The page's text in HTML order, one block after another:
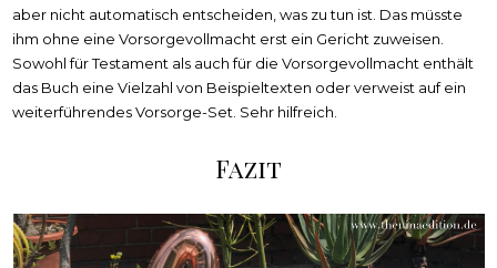
aber nicht automatisch entscheiden, was zu tun ist. Das müsste
ihm ohne eine Vorsorgevollmacht erst ein Gericht zuweisen.
Sowohl für Testament als auch für die Vorsorgevollmacht enthält
das Buch eine Vielzahl von Beispieltexten oder verweist auf ein
weiterführendes Vorsorge-Set. Sehr hilfreich.
Fazit